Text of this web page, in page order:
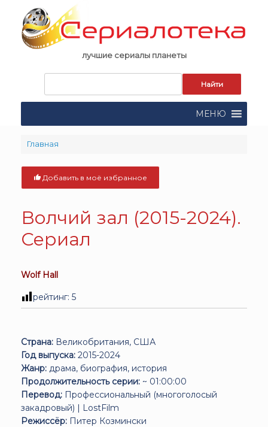
content
лучшие сериалы планеты
поиска:
МЕНЮ
Главная
Добавить в моё избранное
Волчий зал (2015-2024).
Сериал
Wolf Hall
рейтинг: 5
Страна: Великобритания, США
Год выпуска: 2015-2024
Жанр: драма, биография, история
Продолжительность серии: ~ 01:00:00
Перевод: Профессиональный (многоголосый
закадровый) | LostFilm
Режиссёр: Питер Козмински